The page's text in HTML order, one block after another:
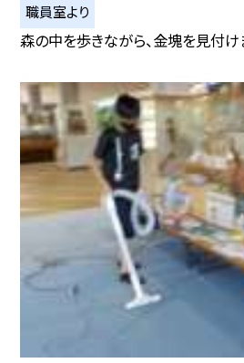
職員室より
森の中を歩きながら、金塊を見付け